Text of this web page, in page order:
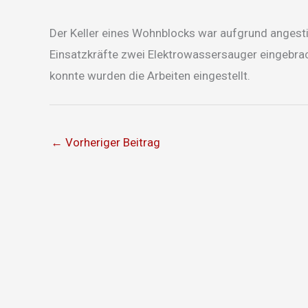
Der Keller eines Wohnblocks war aufgrund
Einsatzkräfte zwei Elektrowassersauger
konnte wurden die Arbeiten eingestellt.
← Vorheriger Beitrag